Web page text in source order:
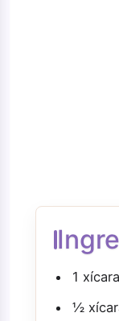
1
½